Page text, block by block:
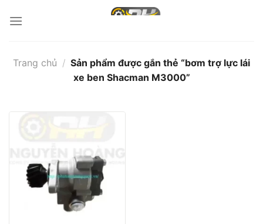
qua
Trang chủ / Sản phẩm được gắn thẻ “bơm trợ lực lái
xe ben Shacman M3000”